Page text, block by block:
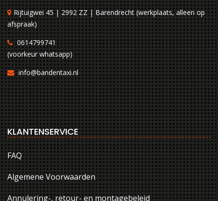
Rijtuigwei 45 | 2992 ZZ | Barendrecht (werkplaats, alleen op
afspraak)
0614799741
(voorkeur whatsapp)
info@bandentaxi.nl
KLANTENSERVICE
FAQ
Algemene Voorwaarden
Annulering-, retour- en montagebeleid